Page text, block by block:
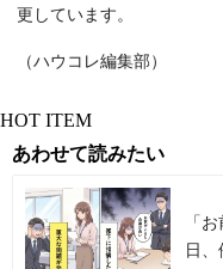
更しています。
（ハウコレ編集部）
HOT ITEM
あわせて読みたい
「
日